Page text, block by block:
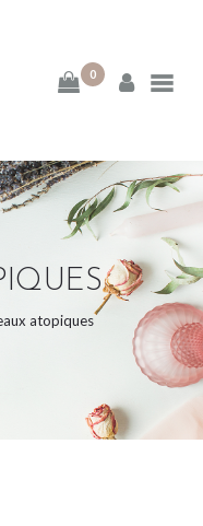
0
atopiques